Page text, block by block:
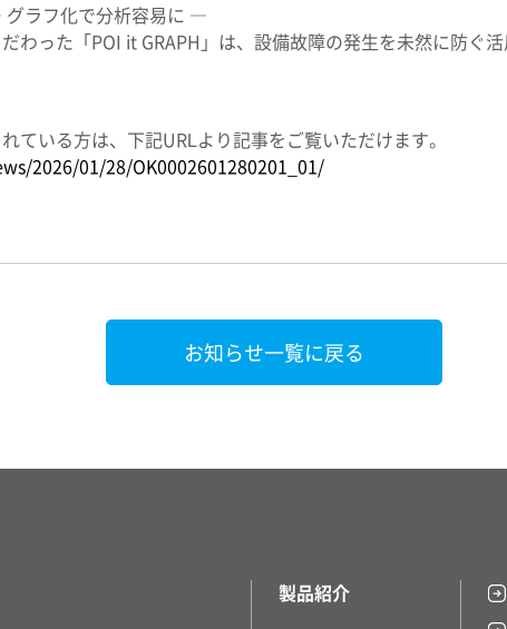
グラフ化で分析容易に ―
わった「POI it GRAPH」は、設備故障の発生を未然に防ぐ活
ている方は、下記URLより記事をご覧いただけます。
2026/01/28/OK0002601280201_01/
お知らせ一覧に戻る
製品紹介